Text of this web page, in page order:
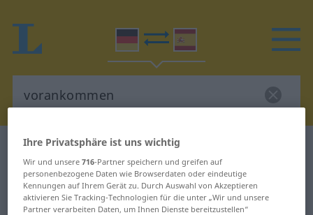
Deutsch-Spanisch Wörterbuch
Deutsch-Spanisch Übersetzung für
"vorankommen"
Ihre Privatsphäre ist uns wichtig
Wir und unsere716-Partner speichern und greifen auf
personenbezogene Daten wie Browserdaten oder eindeutige
Kennungen auf Ihrem Gerät zu. Durch Auswahl von Akzeptieren
aktivieren Sie Tracking-Technologien für die unter „Wir und unsere
Partner verarbeiten Daten, um Ihnen Dienste bereitzustellen“